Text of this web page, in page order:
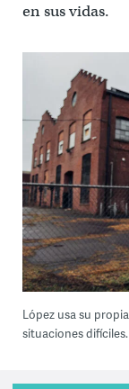
en sus vidas.
López usa su
situaciones